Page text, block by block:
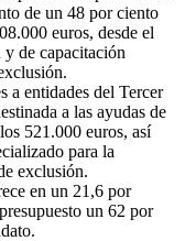
de un 48 por ciento
euros, desde el
y de capacitación
a entidades del Tercer
a las ayudas de
521.000 euros, así
para la
exclusión.
en un 21,6 por
un 62 por